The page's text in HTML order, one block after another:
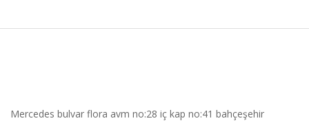
Mercedes bulvar flora avm no:28 iç kap no:41 bahçeşehir